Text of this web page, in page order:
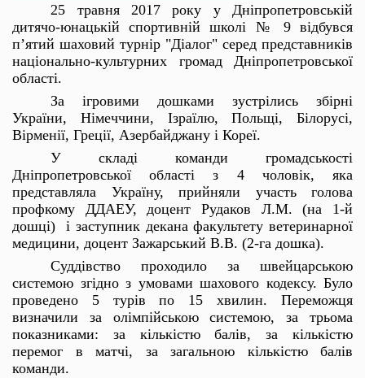
25 травня 2017 року у Дніпропетровській
дитячо-юнацькій спортивній школі № 9 відбувся
п’ятий шаховий турнір "Діалог" серед представників
національно-культурних громад Дніпропетровської
області.
За ігровими дошками зустрілись збірні
України, Німеччини, Ізраїлю, Польщі, Білорусі,
Вірменії, Греції, Азербайджану і Кореї.
У складі команди громадськості
Дніпропетровської області з 4 чоловік, яка
представляла Україну, прийняли участь голова
профкому ДДАЕУ, доцент Рудаков Л.М. (на 1-й
дошці) і заступник декана факультету ветеринарної
медицини, доцент Зажарський В.В. (2-га дошка).
Суддівство проходило за швейцарською
системою згідно з умовами шахового кодексу. Було
проведено 5 турів по 15 хвилин. Переможця
визначили за олімпійською системою, за трьома
показниками: за кількістю балів, за кількістю
перемог в матчі, за загальною кількістю балів
команди.